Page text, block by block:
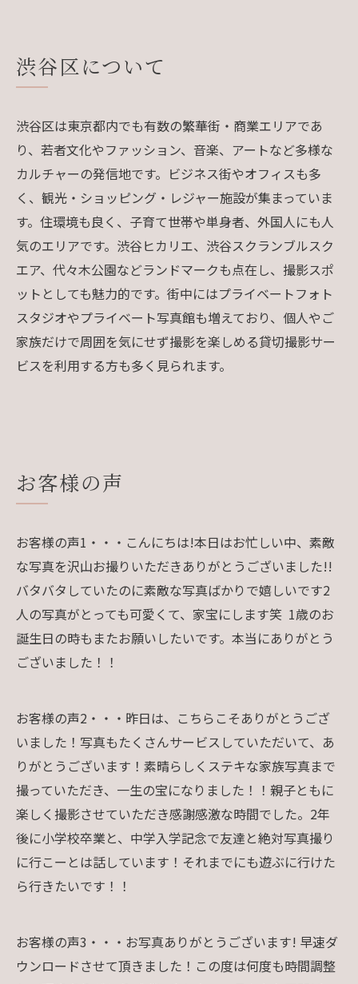
渋谷区について
渋谷区は東京都内でも有数の繁華街・商業エリアであ
り、若者文化やファッション、音楽、アートなど多様な
カルチャーの発信地です。ビジネス街やオフィスも多
く、観光・ショッピング・レジャー施設が集まっていま
す。住環境も良く、子育て世帯や単身者、外国人にも人
気のエリアです。渋谷ヒカリエ、渋谷スクランブルスク
エア、代々木公園などランドマークも点在し、撮影スポ
ットとしても魅力的です。街中にはプライベートフォト
スタジオやプライベート写真館も増えており、個人やご
家族だけで周囲を気にせず撮影を楽しめる貸切撮影サー
ビスを利用する方も多く見られます。
お客様の声
お客様の声1・・・こんにちは!本日はお忙しい中、素敵
な写真を沢山お撮りいただきありがとうございました!!
バタバタしていたのに素敵な写真ばかりで嬉しいです2
人の写真がとっても可愛くて、家宝にします笑 1歳のお
誕生日の時もまたお願いしたいです。本当にありがとう
ございました！！
お客様の声2・・・昨日は、こちらこそありがとうござ
いました！写真もたくさんサービスしていただいて、あ
りがとうございます！素晴らしくステキな家族写真まで
撮っていただき、一生の宝になりました！！親子ともに
楽しく撮影させていただき感謝感激な時間でした。2年
後に小学校卒業と、中学入学記念で友達と絶対写真撮り
に行こーとは話しています！それまでにも遊ぶに行けた
ら行きたいです！！
お客様の声3・・・お写真ありがとうございます! 早速ダ
ウンロードさせて頂きました！この度は何度も時間調整